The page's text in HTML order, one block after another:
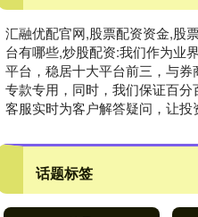
汇融优配官网,股票配资资金,股
台有哪些,炒股配资:我们作为业
平台，稳居十大平台前三，与
专款专用，同时，我们保证百
客服实时为客户解答疑问，让投
话题标签